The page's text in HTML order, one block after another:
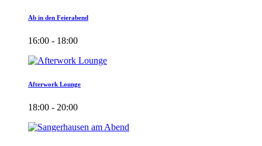
Ab in den Feierabend
16:00 - 18:00
Afterwork Lounge
18:00 - 20:00